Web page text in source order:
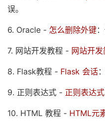
误。
6. Oracle - 怎么删除外键
7. 网站开发教程 - 网站开
8. Flask教程 - Flask 会话
9. 正则表达式 - 正则表达
10. HTML 教程 - HTML元